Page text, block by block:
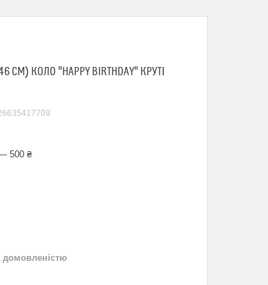
КОЛО "HAPPY BIRTHDAY" КРУТІ
— 500 ₴
домовленістю